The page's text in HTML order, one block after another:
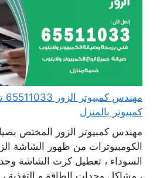
كمبيوتر بالمنزل
مهندس كمبيوتر الزور المختص
الكومبيوترات من ظهور الشاشة
السوداء ، تعطيل كرت الشاشة
، مشاكل وحدات الطاقة و التغذية